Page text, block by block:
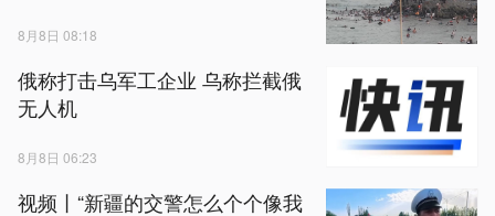
8月8日 08:18
俄称打击乌军工企业 乌称拦截俄
无人机
8月8日 06:23
视频丨“新疆的交警怎么个个像我